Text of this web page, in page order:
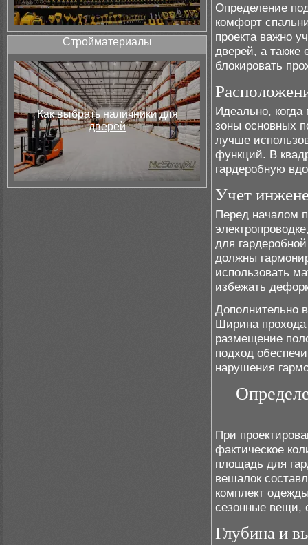
Стройматериалы
Как выбрать наличники для
дверей
Определение
комфорт
проекта важно
дверей, а также
блокировать
Идеально, когда
зоны основных
лучше
функций. В
гардеробную
Учет
Перед началом
для
должны
использовать
избежать
Дополнительно
Ширина
размещение
подход
нарушения
При
фактическое
площадь для
вешалок
комплект
сезонные вещи,
Глубина и